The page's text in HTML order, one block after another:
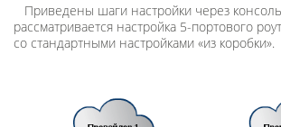
Приведены шаги настройки через
рассматривается настройка 5-портового
со стандартными настройками «из коробки».